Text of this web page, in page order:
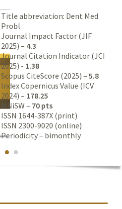
Title abbreviation: Dent Med
Probl
Journal Impact Factor (JIF
2025) – 4.3
Journal Citation Indicator (JCI
2025) - 1.38
Scopus CiteScore (2025) – 5.8
Index Copernicus Value (ICV
2024) – 178.25
MNiSW – 70 pts
ISSN 1644-387X (print)
ISSN 2300-9020 (online)
Periodicity – bimonthly